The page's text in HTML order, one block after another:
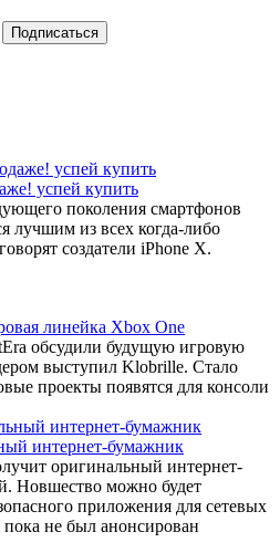
успей купить
поколения смартфонов
лучшим из всех когда-либо
создатели iPhone X.
линейка Xbox One
обсудили будущую игровую
выступил Klobrille. Стало
проекты появятся для консоли
интернет-бумажник
оригинальный интернет-
Новшество можно будет
приложения для сетевых
не был анонсирован